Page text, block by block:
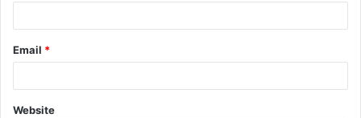
Email *
Website